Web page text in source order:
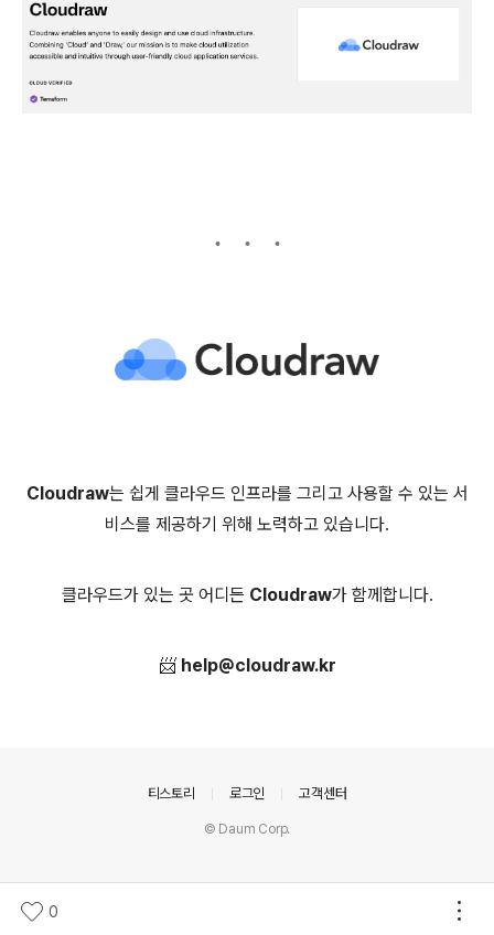
Cloudraw는 쉽게 클라우드 인프라를 그리고 사용할 수 있는 서
비스를 제공하기 위해 노력하고 있습니다.
클라우드가 있는 곳 어디든 Cloudraw가 함께합니다.
📨 help@cloudraw.kr
0
티스토리 로그인 고객센터
© Daum Corp.